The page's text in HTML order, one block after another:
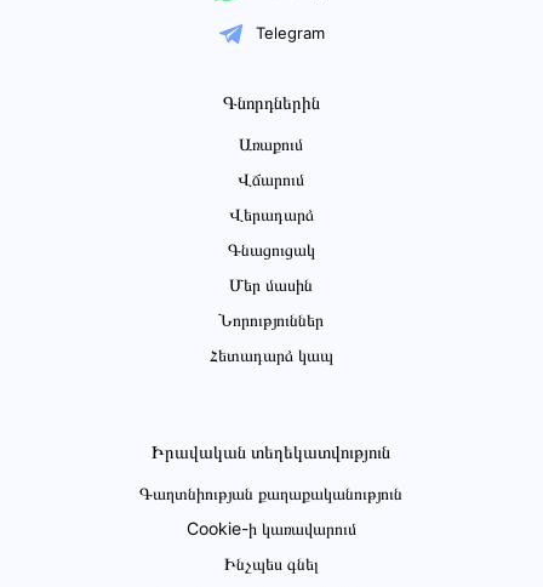
Telegram
Գնորդներին
Առաքում
Վճարում
Վերադարձ
Գնացուցակ
Մեր մասին
Նորություններ
Հետադարձ կապ
Իրավական տեղեկատվություն
Գաղտնիության քաղաքականություն
Cookie-ի կառավարում
Ինչպես գնել